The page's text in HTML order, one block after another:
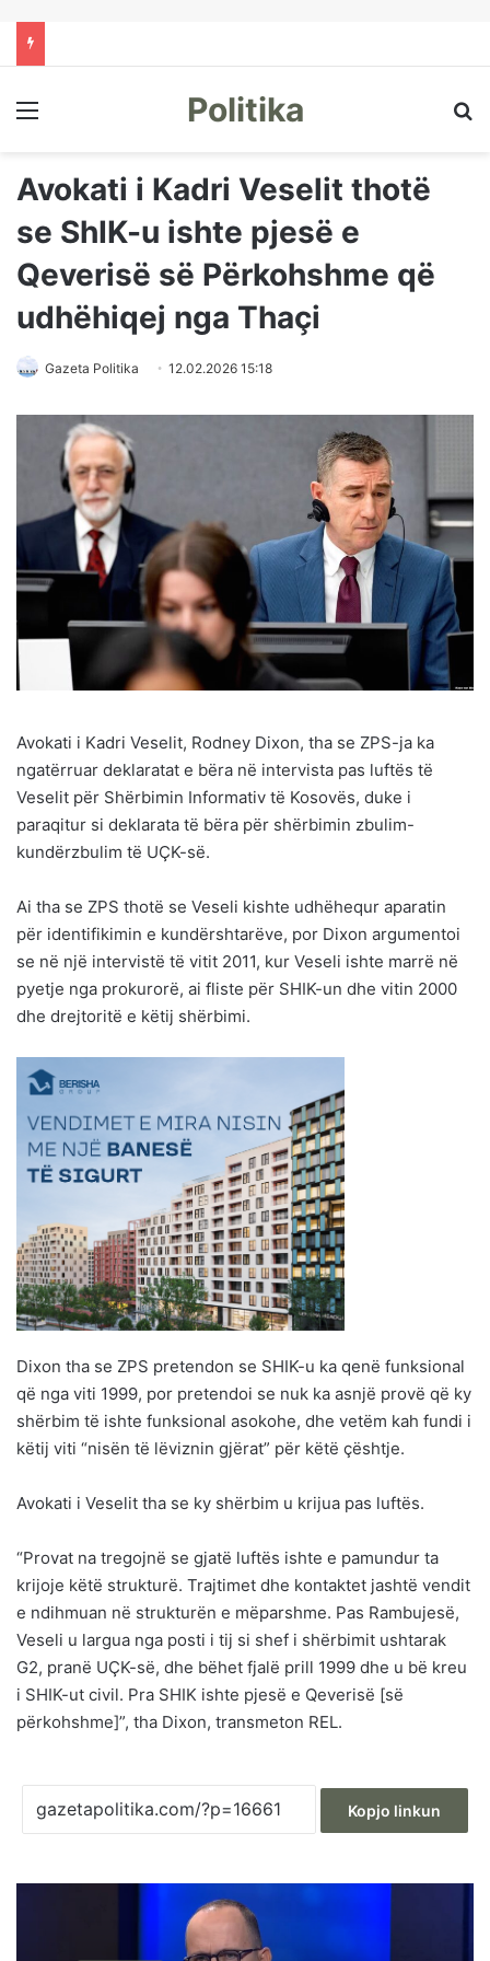
Menu Politika
Avokati i Kadri Veselit thotë
se ShIK-u ishte pjesë e
Qeverisë së Përkohshme që
udhëhiqej nga Thaçi
Gazeta Politika 12.02.2026 15:18
Avokati i Kadri Veselit, Rodney Dixon, tha se ZPS-ja ka
ngatërruar deklaratat e bëra në intervista pas luftës të
Veselit për Shërbimin Informativ të Kosovës, duke i
paraqitur si deklarata të bëra për shërbimin zbulim-
kundërzbulim të UÇK-së.
Ai tha se ZPS thotë se Veseli kishte udhëhequr aparatin
për identifikimin e kundërshtarëve, por Dixon argumentoi
se në një intervistë të vitit 2011, kur Veseli ishte marrë në
pyetje nga prokurorë, ai fliste për SHIK-un dhe vitin 2000
dhe drejtoritë e këtij shërbimi.
Dixon tha se ZPS pretendon se SHIK-u ka qenë funksional
që nga viti 1999, por pretendoi se nuk ka asnjë provë që ky
shërbim të ishte funksional asokohe, dhe vetëm kah fundi i
këtij viti “nisën të lëviznin gjërat” për këtë çështje.
Avokati i Veselit tha se ky shërbim u krijua pas luftës.
“Provat na tregojnë se gjatë luftës ishte e pamundur ta
krijoje këtë strukturë. Trajtimet dhe kontaktet jashtë vendit
e ndihmuan në strukturën e mëparshme. Pas Rambujesë,
Veseli u largua nga posti i tij si shef i shërbimit ushtarak
G2, pranë UÇK-së, dhe bëhet fjalë prill 1999 dhe u bë kreu
i SHIK-ut civil. Pra SHIK ishte pjesë e Qeverisë [së
përkohshme]”, tha Dixon, transmeton REL.
Kopjo linkun